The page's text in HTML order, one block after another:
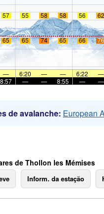
57 55 58 58 56 62
65 65 74 65 66 76
— 6:20 — — 6:22 —
8:57 — — 8:55 — —
de avalanche: European
de Thollon les Mémises
Inform. da estação